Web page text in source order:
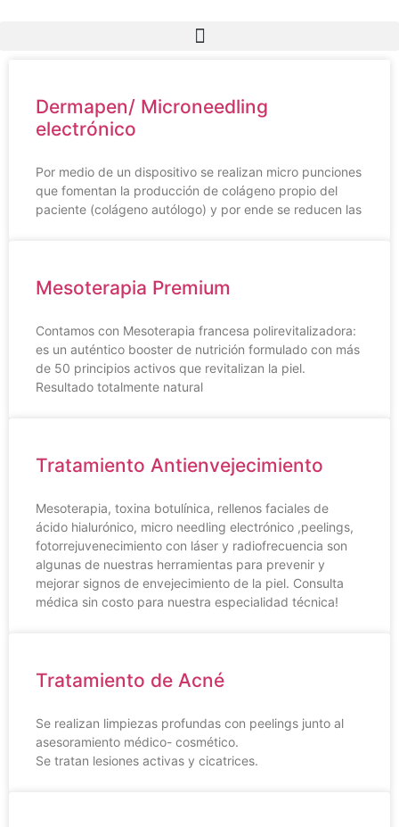
Dermapen/ Microneedling
electrónico
Por medio de un dispositivo se realizan micro punciones
que fomentan la producción de colágeno propio del
paciente (colágeno autólogo) y por ende se reducen las
Mesoterapia Premium
Contamos con Mesoterapia francesa polirevitalizadora:
es un auténtico booster de nutrición formulado con más
de 50 principios activos que revitalizan la piel.
Resultado totalmente natural
Tratamiento Antienvejecimiento
Mesoterapia, toxina botulínica, rellenos faciales de
ácido hialurónico, micro needling electrónico ,peelings,
fotorrejuvenecimiento con láser y radiofrecuencia son
algunas de nuestras herramientas para prevenir y
mejorar signos de envejecimiento de la piel. Consulta
médica sin costo para nuestra especialidad técnica!
Tratamiento de Acné
Se realizan limpiezas profundas con peelings junto al
asesoramiento médico- cosmético.
Se tratan lesiones activas y cicatrices.